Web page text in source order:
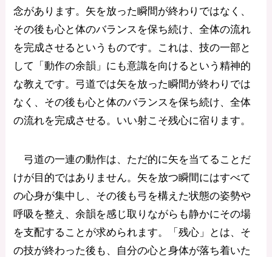
念があります。矢を放った瞬間が終わりではなく、
その後も心と体のバランスを保ち続け、全体の流れ
を完成させるというものです。これは、技の一部と
して「動作の余韻」にも意識を向けるという精神的
な教えです。弓道では矢を放った瞬間が終わりでは
なく、その後も心と体のバランスを保ち続け、全体
の流れを完成させる。いい射こそ残心に宿ります。
弓道の一連の動作は、ただ的に矢を当てることだ
けが目的ではありません。矢を放つ瞬間にはすべて
の心身が集中し、その後も弓を構えた状態の姿勢や
呼吸を整え、余韻を感じ取りながらも静かにその場
を支配することが求められます。「残心」とは、そ
の技が終わった後も、自分の心と身体が落ち着いた